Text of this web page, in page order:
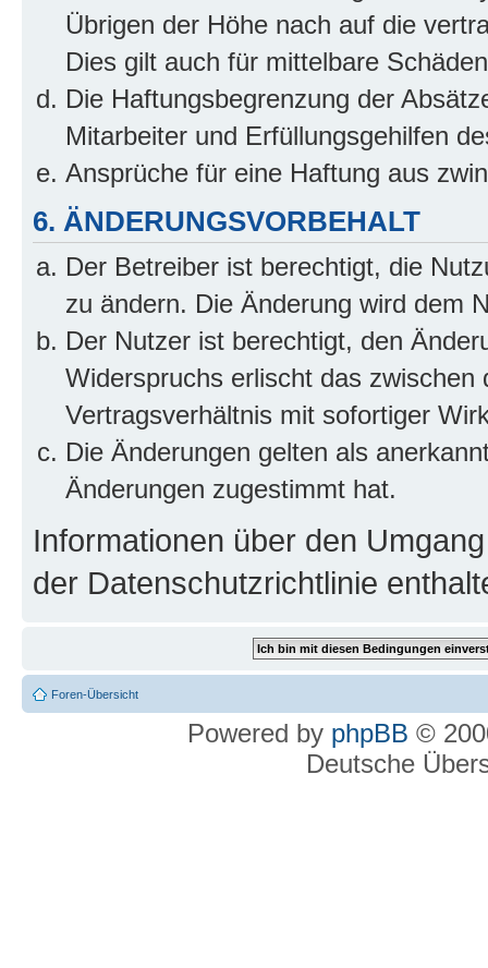
Übrigen der Höhe nach auf die
Dies gilt auch für mittelbare
Die Haftungsbegrenzung der
Mitarbeiter und Erfüllungsgehilfen
Ansprüche für eine Haftung aus
6. ÄNDERUNGSVORBEHALT
Der Betreiber ist berechtigt, die
zu ändern. Die Änderung wird dem
Der Nutzer ist berechtigt, den
Widerspruchs erlischt das
Vertragsverhältnis mit sofortiger
Die Änderungen gelten als
Änderungen zugestimmt hat.
Informationen über den
der Datenschutzrichtlinie
Foren-Übersicht
Powered by phpBB ©
Deutsche